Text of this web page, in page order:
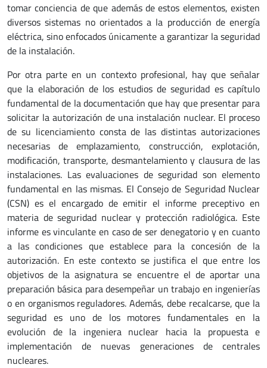
tomar conciencia de que además de estos elementos, existen
diversos sistemas no orientados a la producción de energía
eléctrica, sino enfocados únicamente a garantizar la seguridad
de la instalación.
Por otra parte en un contexto profesional, hay que señalar
que la elaboración de los estudios de seguridad es capítulo
fundamental de la documentación que hay que presentar para
solicitar la autorización de una instalación nuclear. El proceso
de su licenciamiento consta de las distintas autorizaciones
necesarias de emplazamiento, construcción, explotación,
modificación, transporte, desmantelamiento y clausura de las
instalaciones. Las evaluaciones de seguridad son elemento
fundamental en las mismas. El Consejo de Seguridad Nuclear
(CSN) es el encargado de emitir el informe preceptivo en
materia de seguridad nuclear y protección radiológica. Este
informe es vinculante en caso de ser denegatorio y en cuanto
a las condiciones que establece para la concesión de la
autorización. En este contexto se justifica el que entre los
objetivos de la asignatura se encuentre el de aportar una
preparación básica para desempeñar un trabajo en ingenierías
o en organismos reguladores. Además, debe recalcarse, que la
seguridad es uno de los motores fundamentales en la
evolución de la ingeniera nuclear hacia la propuesta e
implementación de nuevas generaciones de centrales
nucleares.